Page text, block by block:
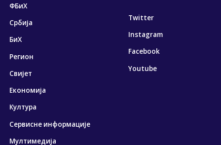
ФБиХ
Србија
БиХ
Регион
Свијет
Економија
Култура
Сервисне информације
Мултимедија
Twitter
Instagram
Facebook
Youtube